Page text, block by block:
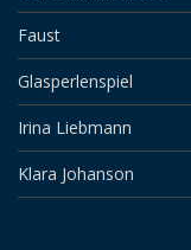
Faust
Glasperlenspiel
Irina Liebmann
Klara Johanson